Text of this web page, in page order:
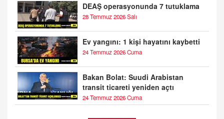
DEAŞ operasyonunda 7 tutuklama
28 Temmuz 2026 Salı
Ev yangını: 1 kişi hayatını kaybetti
24 Temmuz 2026 Cuma
Bakan Bolat: Suudi Arabistan
transit ticareti yeniden açtı
24 Temmuz 2026 Cuma